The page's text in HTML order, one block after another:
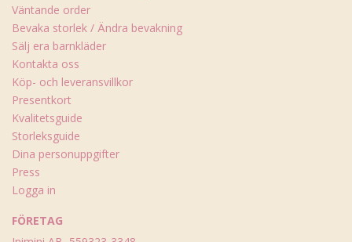
Väntande order
Bevaka storlek / Ändra bevakning
Sälj era barnkläder
Kontakta oss
Köp- och leveransvillkor
Presentkort
Kvalitetsguide
Storleksguide
Dina personuppgifter
Press
Logga in
FÖRETAG